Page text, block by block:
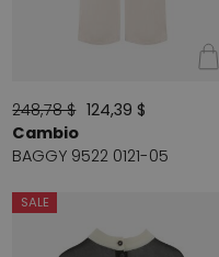
248,78 $ 124,39 $
Cambio
BAGGY 9522 0121-05
SALE